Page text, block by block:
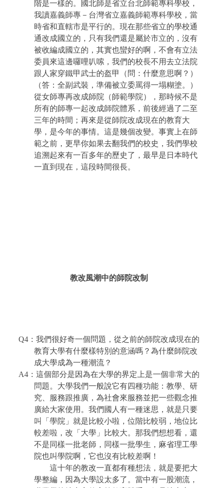
階是一樣的。國北師是省立台北師範專科學校，
我讀嘉義師專－台灣省立嘉義師範專科學校，當
時省和直轄市是平行的。現在那些省立的學校通
通改成國立的，只有我們還是屬於市立的，沒有
被收編成國立的，其實也蠻好的啊，不會有立法
委員來這邊囉哩叭嗦，我們的校長不用去立法院
跟人家穿鐵甲武士的盔甲（問：什麼意思啊？）
（答：全副武裝，準備被立委罵得一塌糊塗。）
從女師專再改成師院（師範學院），那時候不是
所有的師專一起改成師院體系，前後經過了二至
三年的時間；再來是從師院改成現在的教育大
學，是今年的事情。這是幾個改變。事實上在師
範之前，更早你如果去翻我們的校史，我們學校
追溯起來有一百多年的歷史了，最早是日本時代
一直到現在，這段時間很長。
教改風潮中的師院改制
Q4 ：我們很好奇一個問題，從之前的師院改成現在的
教育大學有什麼樣特別的意涵嗎？為什麼師院改
成大學成為一種潮流？
A4 ：這個部分是因為在大學的界定上是一個非常大的
問題。大學我們一般說它有四種功能：教學、研
究、服務跟推廣，為社會來服務並把一些觀念推
廣給大家使用。我們國人有一種迷思，就是只要
叫「學院」就是比較小啦，位階比較弱，地位比
較差啦，改「大學」比較大。那我們想想看，還
不是同樣一批老師，同樣一批學生，麻省理工學
院也叫學院啊，它也沒有比較差啊！
這十年的教改一直都有種想法，就是要把大
學整編，因為大學設太多了。當中有一股潮流，